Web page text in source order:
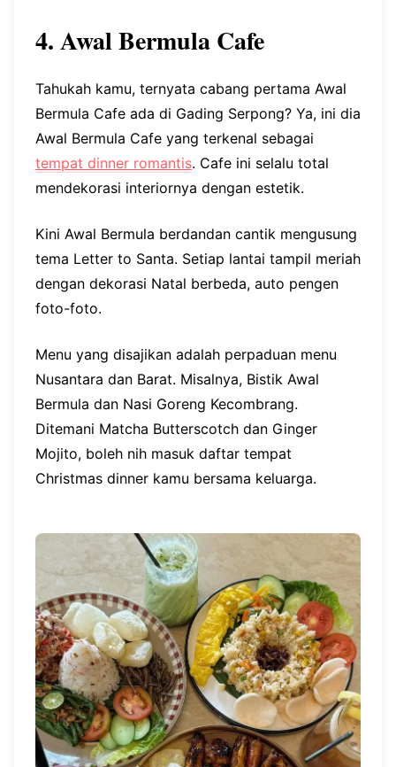
4. Awal Bermula Cafe
Tahukah kamu, ternyata cabang pertama Awal
Bermula Cafe ada di Gading Serpong? Ya, ini dia
Awal Bermula Cafe yang terkenal sebagai
tempat dinner romantis. Cafe ini selalu total
mendekorasi interiornya dengan estetik.
Kini Awal Bermula berdandan cantik mengusung
tema Letter to Santa. Setiap lantai tampil meriah
dengan dekorasi Natal berbeda, auto pengen
foto-foto.
Menu yang disajikan adalah perpaduan menu
Nusantara dan Barat. Misalnya, Bistik Awal
Bermula dan Nasi Goreng Kecombrang.
Ditemani Matcha Butterscotch dan Ginger
Mojito, boleh nih masuk daftar tempat
Christmas dinner kamu bersama keluarga.